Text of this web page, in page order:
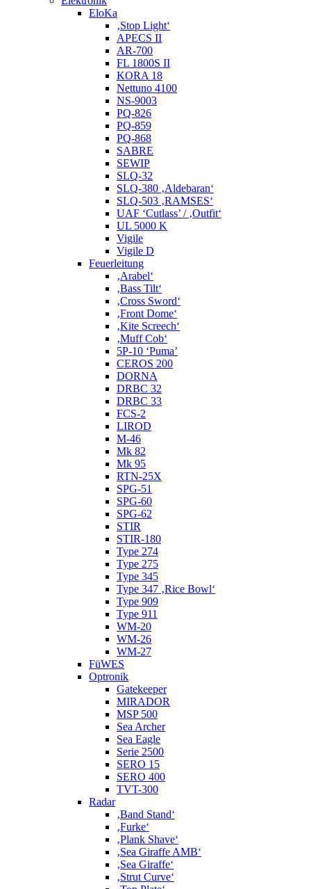
EloKa
‚Stop Light‘
APECS II
AR-700
FL 1800S II
KORA 18
Nettuno 4100
NS-9003
PQ-826
PQ-859
PQ-868
SABRE
SEWIP
SLQ-32
SLQ-380 ‚Aldebaran‘
SLQ-503 ‚RAMSES‘
UAF ‘Cutlass’ / ‚Outfit‘
UL 5000 K
Vigile
Vigile D
Feuerleitung
‚Arabel‘
‚Bass Tilt‘
‚Cross Sword‘
‚Front Dome‘
‚Kite Screech‘
‚Muff Cob‘
5P-10 ‘Puma’
CEROS 200
DORNA
DRBC 32
DRBC 33
FCS-2
LIROD
M-46
Mk 82
Mk 95
RTN-25X
SPG-51
SPG-60
SPG-62
STIR
STIR-180
Type 274
Type 275
Type 345
Type 347 ‚Rice Bowl‘
Type 909
Type 911
WM-20
WM-26
WM-27
FüWES
Optronik
Gatekeeper
MIRADOR
MSP 500
Sea Archer
Sea Eagle
Serie 2500
SERO 15
SERO 400
TVT-300
Radar
‚Band Stand‘
‚Furke‘
‚Plank Shave‘
‚Sea Giraffe AMB‘
‚Sea Giraffe‘
‚Strut Curve‘